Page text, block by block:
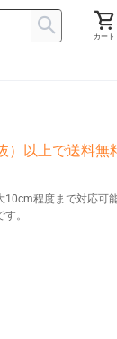
カート
）以上で送料
程度まで対応可
。